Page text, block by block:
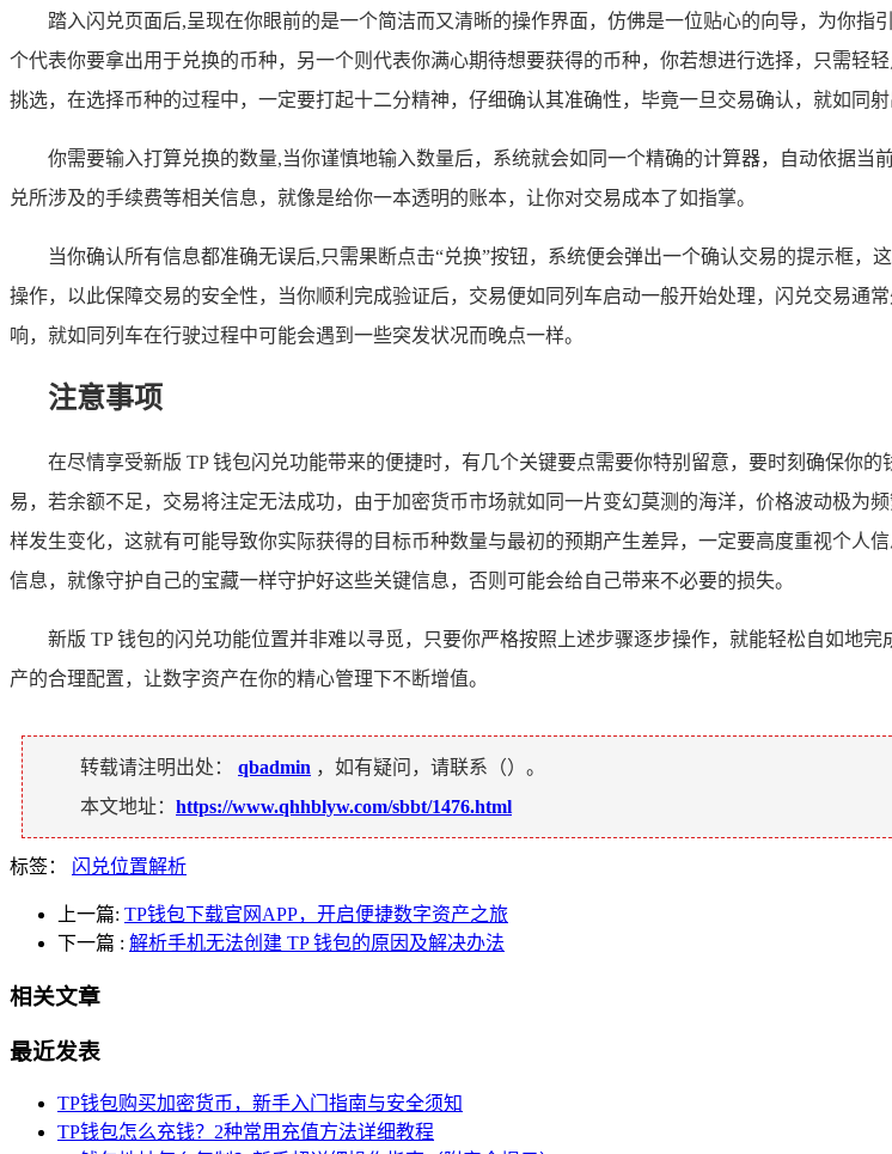
踏入闪兑页面后,呈现在你眼前的是一个简洁而又清晰的操作界面，仿佛是一位贴心的向导，为你
个代表你要拿出用于兑换的币种，另一个则代表你满心期待想要获得的币种，你若想进行选择，只需轻
挑选，在选择币种的过程中，一定要打起十二分精神，仔细确认其准确性，毕竟一旦交易确认，就如同射
你需要输入打算兑换的数量,当你谨慎地输入数量后，系统就会如同一个精确的计算器，自动依据
兑所涉及的手续费等相关信息，就像是给你一本透明的账本，让你对交易成本了如指掌。
当你确认所有信息都准确无误后,只需果断点击“兑换”按钮，系统便会弹出一个确认交易的提示框
操作，以此保障交易的安全性，当你顺利完成验证后，交易便如同列车启动一般开始处理，闪兑交易通
响，就如同列车在行驶过程中可能会遇到一些突发状况而晚点一样。
注意事项
在尽情享受新版 TP 钱包闪兑功能带来的便捷时，有几个关键要点需要你特别留意，要时刻确保你
易，若余额不足，交易将注定无法成功，由于加密货币市场就如同一片变幻莫测的海洋，价格波动极为
样发生变化，这就有可能导致你实际获得的目标币种数量与最初的预期产生差异，一定要高度重视个人
信息，就像守护自己的宝藏一样守护好这些关键信息，否则可能会给自己带来不必要的损失。
新版 TP 钱包的闪兑功能位置并非难以寻觅，只要你严格按照上述步骤逐步操作，就能轻松自如地
产的合理配置，让数字资产在你的精心管理下不断增值。
转载请注明出处： qbadmin ，如有疑问，请联系（）。
本文地址： https://www.qhhblyw.com/sbbt/1476.html
标签： 闪兑位置解析
上一篇: TP钱包下载官网APP，开启便捷数字资产之旅
下一篇 : 解析手机无法创建 TP 钱包的原因及解决办法
相关文章
最近发表
TP钱包购买加密货币，新手入门指南与安全须知
TP钱包怎么充钱？2种常用充值方法详细教程